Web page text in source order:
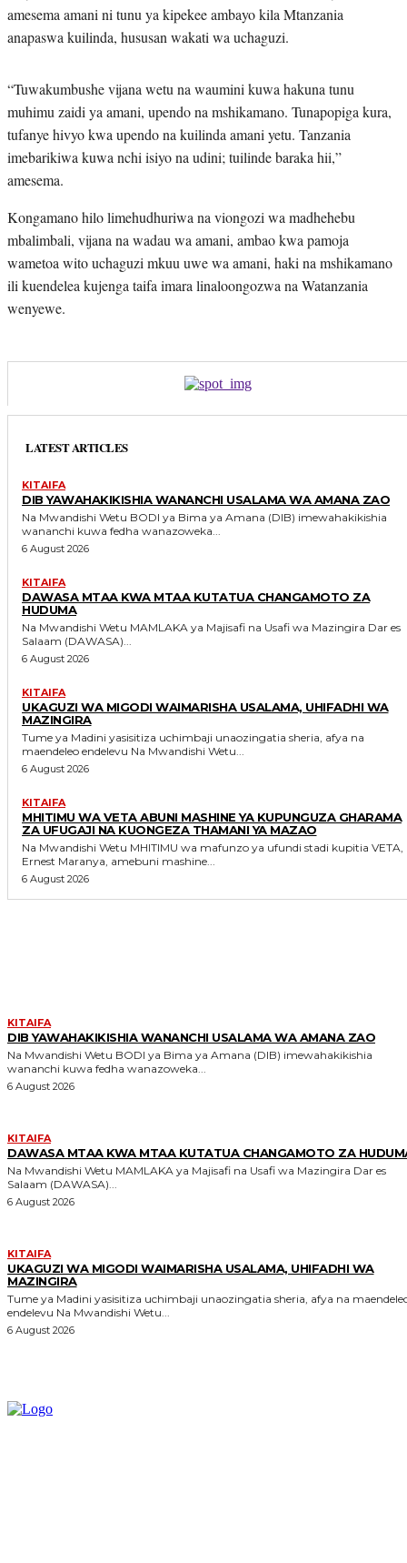
amesema amani ni tunu ya kipekee ambayo kila Mtanzania
anapaswa kuilinda, hususan wakati wa uchaguzi.
“Tuwakumbushe vijana wetu na waumini kuwa hakuna tunu
muhimu zaidi ya amani, upendo na mshikamano. Tunapopiga kura,
tufanye hivyo kwa upendo na kuilinda amani yetu. Tanzania
imebarikiwa kuwa nchi isiyo na udini; tuilinde baraka hii,”
amesema.
Kongamano hilo limehudhuriwa na viongozi wa madhehebu
mbalimbali, vijana na wadau wa amani, ambao kwa pamoja
wametoa wito uchaguzi mkuu uwe wa amani, haki na mshikamano
ili kuendelea kujenga taifa imara linaloongozwa na Watanzania
wenyewe.
LATEST ARTICLES
KITAIFA
DIB YAWAHAKIKISHIA WANANCHI USALAMA WA AMANA ZAO
Na Mwandishi Wetu BODI ya Bima ya Amana (DIB) imewahakikishia
wananchi kuwa fedha wanazoweka...
6 August 2026
KITAIFA
DAWASA MTAA KWA MTAA KUTATUA CHANGAMOTO ZA
HUDUMA
Na Mwandishi Wetu MAMLAKA ya Majisafi na Usafi wa Mazingira Dar es
Salaam (DAWASA)...
6 August 2026
KITAIFA
UKAGUZI WA MIGODI WAIMARISHA USALAMA, UHIFADHI WA
MAZINGIRA
Tume ya Madini yasisitiza uchimbaji unaozingatia sheria, afya na
maendeleo endelevu Na Mwandishi Wetu...
6 August 2026
KITAIFA
MHITIMU WA VETA ABUNI MASHINE YA KUPUNGUZA GHARAMA
ZA UFUGAJI NA KUONGEZA THAMANI YA MAZAO
Na Mwandishi Wetu MHITIMU wa mafunzo ya ufundi stadi kupitia VETA,
Ernest Maranya, amebuni mashine...
6 August 2026
KITAIFA
DIB YAWAHAKIKISHIA WANANCHI USALAMA WA AMANA ZAO
Na Mwandishi Wetu BODI ya Bima ya Amana (DIB) imewahakikishia
wananchi kuwa fedha wanazoweka...
6 August 2026
KITAIFA
DAWASA MTAA KWA MTAA KUTATUA CHANGAMOTO ZA
Na Mwandishi Wetu MAMLAKA ya Majisafi na Usafi wa Mazingira Dar es
Salaam (DAWASA)...
6 August 2026
KITAIFA
UKAGUZI WA MIGODI WAIMARISHA USALAMA, UHIFADHI WA
MAZINGIRA
Tume ya Madini yasisitiza uchimbaji unaozingatia sheria, afya na
endelevu Na Mwandishi Wetu...
6 August 2026